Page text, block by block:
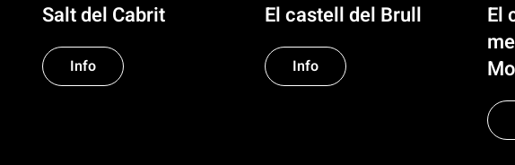
Salt del Cabrit
Info
El castell del Brull
Info
El